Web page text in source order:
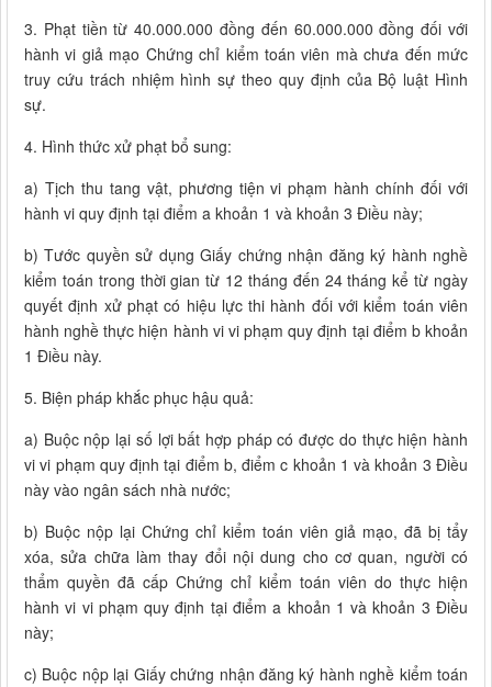
3. Phạt tiền từ 40.000.000 đồng đến 60.000.000 đồng đối với
hành vi giả mạo Chứng chỉ kiểm toán viên mà chưa đến mức
truy cứu trách nhiệm hình sự theo quy định của Bộ luật Hình
sự.
4. Hình thức xử phạt bổ sung:
a) Tịch thu tang vật, phương tiện vi phạm hành chính đối với
hành vi quy định tại điểm a khoản 1 và khoản 3 Điều này;
b) Tước quyền sử dụng Giấy chứng nhận đăng ký hành nghề
kiểm toán trong thời gian từ 12 tháng đến 24 tháng kể từ ngày
quyết định xử phạt có hiệu lực thi hành đối với kiểm toán viên
hành nghề thực hiện hành vi vi phạm quy định tại điểm b khoản
1 Điều này.
5. Biện pháp khắc phục hậu quả:
a) Buộc nộp lại số lợi bất hợp pháp có được do thực hiện hành
vi vi phạm quy định tại điểm b, điểm c khoản 1 và khoản 3 Điều
này vào ngân sách nhà nước;
b) Buộc nộp lại Chứng chỉ kiểm toán viên giả mạo, đã bị tẩy
xóa, sửa chữa làm thay đổi nội dung cho cơ quan, người có
thẩm quyền đã cấp Chứng chỉ kiểm toán viên do thực hiện
hành vi vi phạm quy định tại điểm a khoản 1 và khoản 3 Điều
này;
c) Buộc nộp lại Giấy chứng nhận đăng ký hành nghề kiểm toán